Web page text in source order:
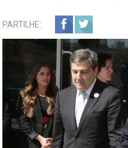
PARTILHE: